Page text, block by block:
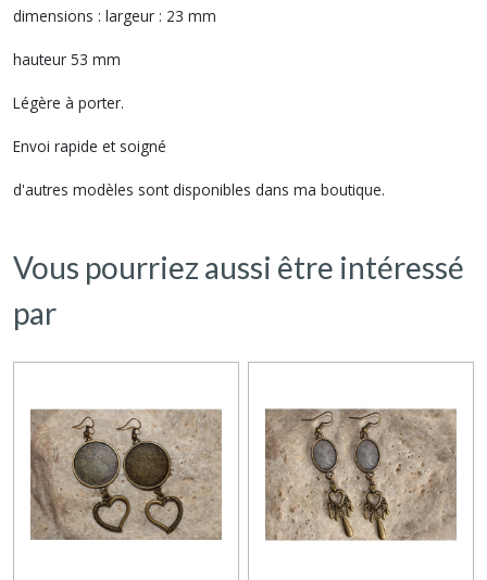
dimensions : largeur : 23 mm
hauteur 53 mm
Légère à porter.
Envoi rapide et soigné
d'autres modèles sont disponibles dans ma boutique.
Vous pourriez aussi être intéressé
par